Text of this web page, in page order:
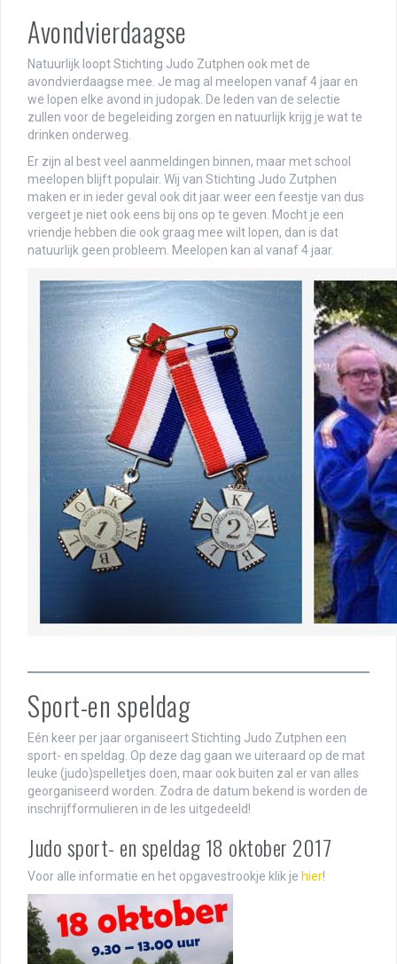
Avondvierdaagse
Natuurlijk loopt Stichting Judo Zutphen ook met de
avondvierdaagse mee. Je mag al meelopen vanaf 4 jaar en
we lopen elke avond in judopak. De leden van de selectie
zullen voor de begeleiding zorgen en natuurlijk krijg je wat te
drinken onderweg.
Er zijn al best veel aanmeldingen binnen, maar met school
meelopen blijft populair. Wij van Stichting Judo Zutphen
maken er in ieder geval ook dit jaar weer een feestje van dus
vergeet je niet ook eens bij ons op te geven. Mocht je een
vriendje hebben die ook graag mee wilt lopen, dan is dat
natuurlijk geen probleem. Meelopen kan al vanaf 4 jaar.
Sport-en speldag
Eén keer per jaar organiseert Stichting Judo Zutphen een
sport- en speldag. Op deze dag gaan we uiteraard op de mat
leuke (judo)spelletjes doen, maar ook buiten zal er van alles
georganiseerd worden. Zodra de datum bekend is worden de
inschrijfformulieren in de les uitgedeeld!
Judo sport- en speldag 18 oktober 2017
Voor alle informatie en het opgavestrookje klik je hier!